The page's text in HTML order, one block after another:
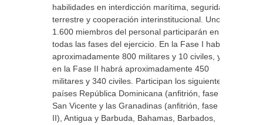
habilidades en interdicción marítima, seguridad
terrestre y cooperación interinstitucional. Unos
1.600 miembros del personal participarán en
todas las fases del ejercicio. En la Fase I habrá
aproximadamente 800 militares y 10 civiles, y
en la Fase II habrá aproximadamente 450
militares y 340 civiles. Participan los siguientes
países República Dominicana (anfitrión, fase I),
San Vicente y las Granadinas (anfitrión, fase
II), Antigua y Barbuda, Bahamas, Barbados,